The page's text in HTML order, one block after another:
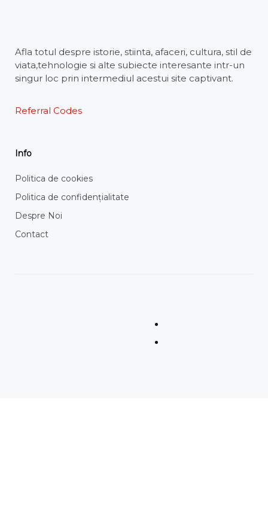
Afla totul despre istorie, stiinta, afaceri, cultura, stil de
viata,tehnologie si alte subiecte interesante intr-un
singur loc prin intermediul acestui site captivant.
Referral Codes
Info
Politica de cookies
Politica de confidențialitate
Despre Noi
Contact